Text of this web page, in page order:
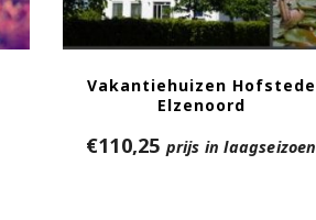
Vakantiehuizen Hofstede
Elzenoord
€110,25 prijs in laagseizoen